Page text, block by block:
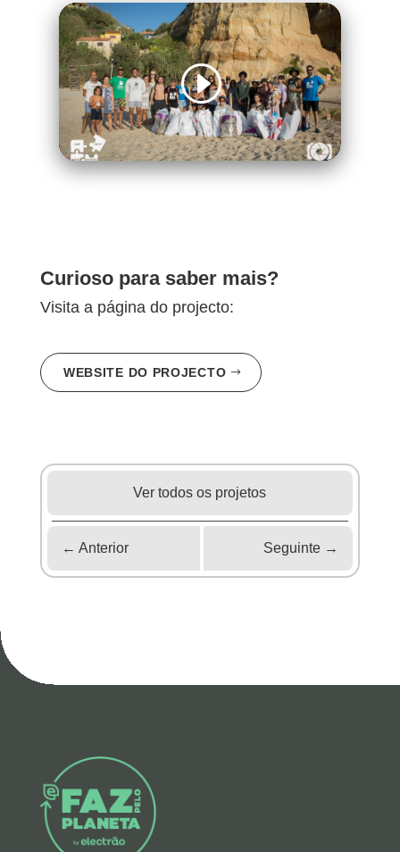
Curioso para saber mais?
Visita a página do projecto:
WEBSITE DO PROJECTO
Ver todos os projetos
← Anterior Seguinte →